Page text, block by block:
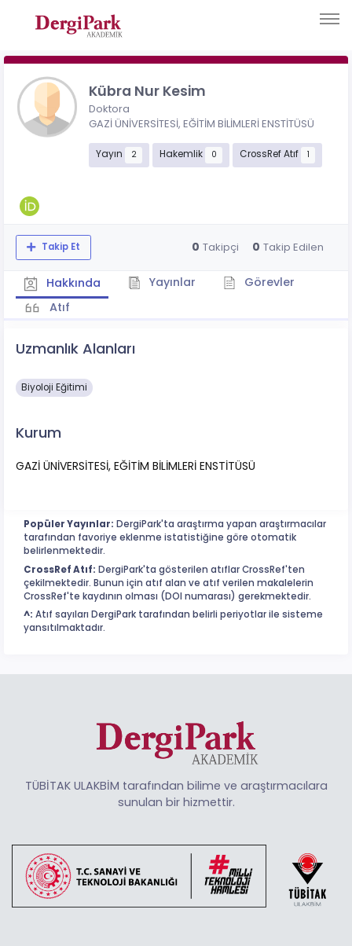
Kübra Nur Kesim
Doktora
GAZİ ÜNİVERSİTESİ, EĞİTİM BİLİMLERİ ENSTİTÜSÜ
Yayın 2 Hakemlik 0 CrossRef Atıf 1
Takip Et 0 Takipçi 0 Takip Edilen
Hakkında Yayınlar
Görevler
Atıf
Uzmanlık Alanları
Biyoloji Eğitimi
Kurum
GAZİ ÜNİVERSİTESİ, EĞİTİM BİLİMLERİ ENSTİTÜSÜ
Popüler Yayınlar: DergiPark'ta araştırma yapan araştırmacılar
tarafından favoriye eklenme istatistiğine göre otomatik
belirlenmektedir.
CrossRef Atıf: DergiPark'ta gösterilen atıflar CrossRef'ten
çekilmektedir. Bunun için atıf alan ve atıf verilen makalelerin
CrossRef'te kaydının olması (DOI numarası) gerekmektedir.
^: Atıf sayıları DergiPark tarafından belirli periyotlar ile sisteme
yansıtılmaktadır.
TÜBİTAK ULAKBİM tarafından bilime ve araştırmacılara
sunulan bir hizmettir.